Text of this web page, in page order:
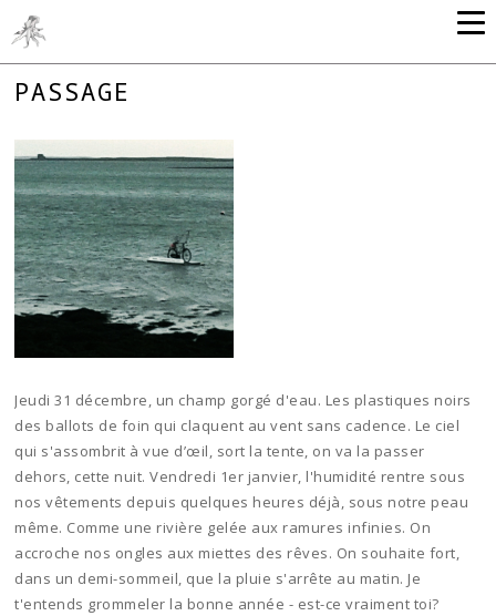
PASSAGE
Jeudi 31 décembre, un champ gorgé d'eau. Les plastiques noirs
des ballots de foin qui claquent au vent sans cadence. Le ciel
qui s'assombrit à vue d’œil, sort la tente, on va la passer
dehors, cette nuit. Vendredi 1er janvier, l'humidité rentre sous
nos vêtements depuis quelques heures déjà, sous notre peau
même. Comme une rivière gelée aux ramures infinies. On
accroche nos ongles aux miettes des rêves. On souhaite fort,
dans un demi-sommeil, que la pluie s'arrête au matin. Je
t'entends grommeler la bonne année - est-ce vraiment toi?